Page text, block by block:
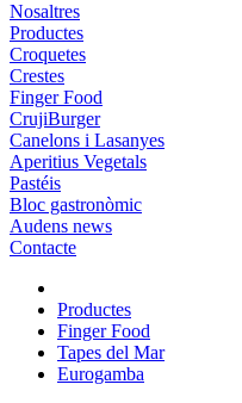
Nosaltres
Productes
Croquetes
Crestes
Finger Food
CrujiBurger
Canelons i Lasanyes
Aperitius Vegetals
Pastéis
Bloc gastronòmic
Audens news
Contacte
Productes
Finger Food
Tapes del Mar
Eurogamba